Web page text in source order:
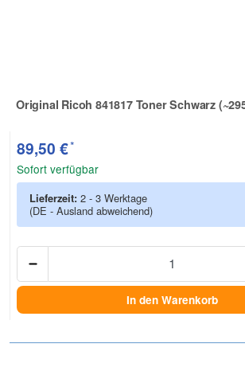
Original Ricoh 841817 Toner Schwarz
Zur Artikelbewertung
89,50 €*
Sofort verfügbar
Lieferzeit: 2 - 3 Werktage
(DE - Ausland abweichend)
In den Warenkorb